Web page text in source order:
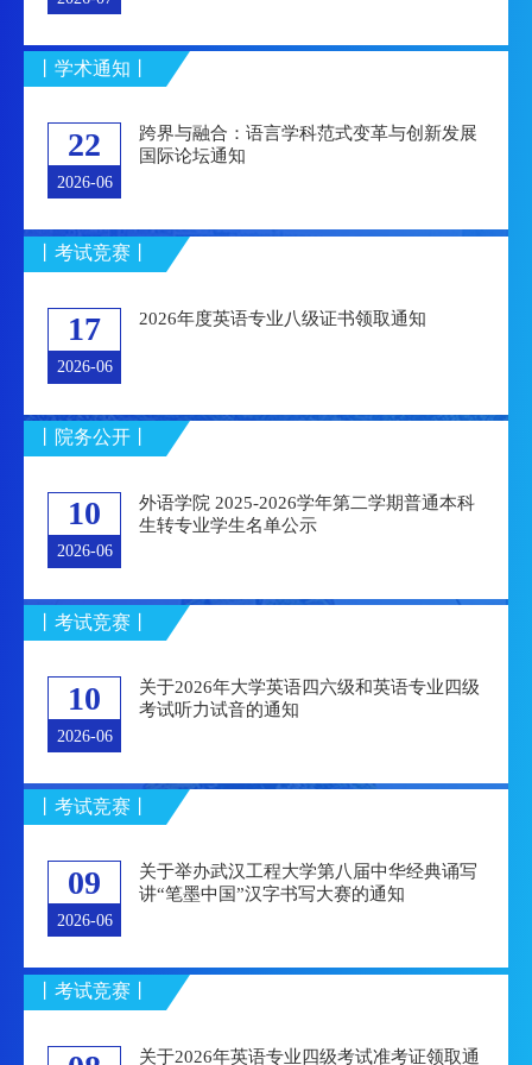
丨学术通知丨
22
2026-06
跨界与融合：语言学科范式变革与创新发展
国际论坛通知
丨考试竞赛丨
17
2026-06
2026年度英语专业八级证书领取通知
丨院务公开丨
10
2026-06
外语学院 2025-2026学年第二学期普通本科
生转专业学生名单公示
丨考试竞赛丨
10
2026-06
关于2026年大学英语四六级和英语专业四级
考试听力试音的通知
丨考试竞赛丨
09
2026-06
关于举办武汉工程大学第八届中华经典诵写
讲“笔墨中国”汉字书写大赛的通知
丨考试竞赛丨
关于2026年英语专业四级考试准考证领取通